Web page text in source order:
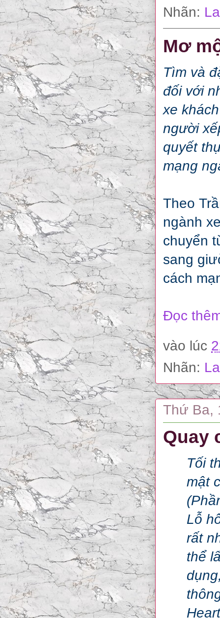
Nhãn:
Mơ
Tìm và
đối với
xe
người
quyết
mạng
Theo
ngành
chuyển
sang
cách
Đọc
vào lúc
Nhãn:
Thứ Ba,
Quay
Tối
mật
Lỗ
rất
thể